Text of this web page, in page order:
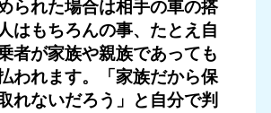
られた場合は相手の車の搭
はもちろんの事、たとえ自
者が家族や親族であっても
われます。「家族だから保
れないだろう」と自分で判